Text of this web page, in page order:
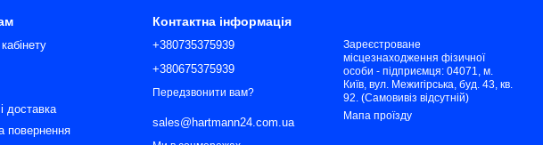
доставка
повернення
Контактна інформація
+380735375939
+380675375939
Передзвонити вам?
sales@hartmann24.com.ua
Зареєстроване
місцезнаходження фізичної
особи - підприємця: 04071, м.
Київ, вул. Межигірська, буд. 43, кв.
92. (Самовивіз відсутній)
Мапа проїзду